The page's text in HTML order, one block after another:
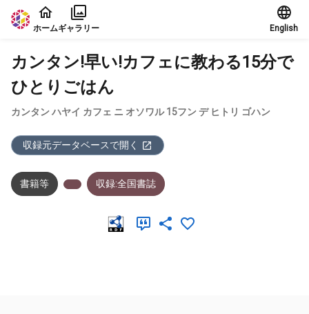
本文に飛ぶ
ホームギャラリー English
カンタン!早い!カフェに教わる15分で
ひとりごはん
カンタン ハヤイ カフェ ニ オソワル 15フン デ ヒトリ ゴハン
収録元データベースで開く
書籍等 収録:全国書誌